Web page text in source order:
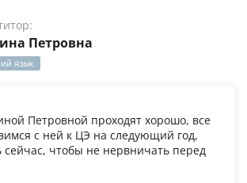
Петровна
язык
Петровной проходят хорошо, все
с ней к ЦЭ на следующий год,
чтобы не нервничать перед